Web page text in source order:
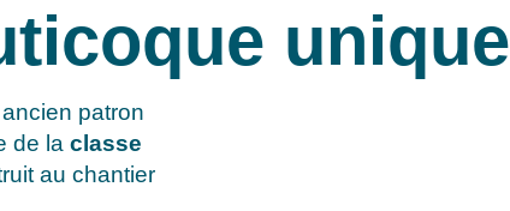
unique
patron
de la classe
au chantier